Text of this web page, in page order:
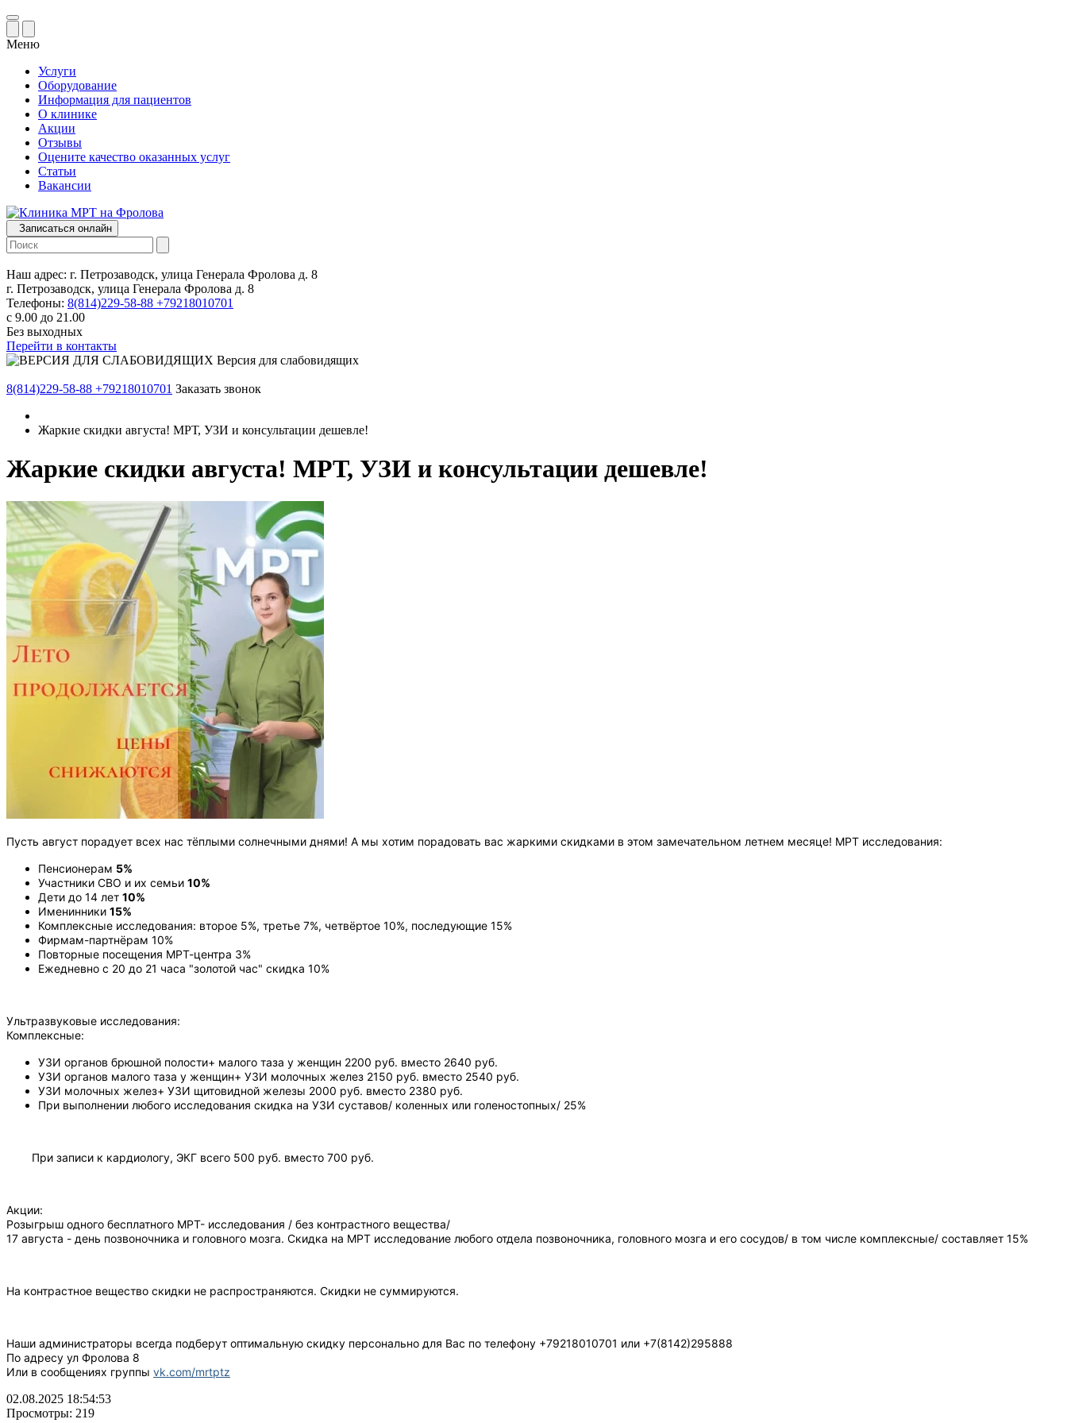
Меню
Услуги
Оборудование
Информация для пациентов
О клинике
Акции
Отзывы
Оцените качество оказанных услуг
Статьи
Вакансии
Записаться онлайн
Наш адрес: г. Петрозаводск, улица Генерала Фролова д. 8
г. Петрозаводск, улица Генерала Фролова д. 8
Телефоны: 8(814)229-58-88 +79218010701
с 9.00 до 21.00
Без выходных
Перейти в контакты
Версия для слабовидящих
8(814)229-58-88 +79218010701 Заказать звонок
Жаркие скидки августа! МРТ, УЗИ и консультации дешевле!
Жаркие скидки августа! МРТ, УЗИ и консультации дешевле!
Пусть август порадует всех нас тёплыми солнечными днями! А мы хотим порадовать вас жаркими скидками в этом замечательном летнем месяце! МРТ исследования:
Пенсионерам 5%
Участники СВО и их семьи 10%
Дети до 14 лет 10%
Именинники 15%
Комплексные исследования: второе 5%, третье 7%, четвёртое 10%, последующие 15%
Фирмам-партнёрам 10%
Повторные посещения МРТ-центра 3%
Ежедневно с 20 до 21 часа "золотой час" скидка 10%
Ультразвуковые исследования:
Комплексные:
УЗИ органов брюшной полости+ малого таза у женщин 2200 руб. вместо 2640 руб.
УЗИ органов малого таза у женщин+ УЗИ молочных желез 2150 руб. вместо 2540 руб.
УЗИ молочных желез+ УЗИ щитовидной железы 2000 руб. вместо 2380 руб.
При выполнении любого исследования скидка на УЗИ суставов/ коленных или голеностопных/ 25%
При записи к кардиологу, ЭКГ всего 500 руб. вместо 700 руб.
Акции:
Розыгрыш одного бесплатного МРТ- исследования / без контрастного вещества/
17 августа - день позвоночника и головного мозга. Скидка на МРТ исследование любого отдела позвоночника, головного мозга и его сосудов/ в том числе комплексные/ составляет 15%
На контрастное вещество скидки не распространяются. Скидки не суммируются.
Наши администраторы всегда подберут оптимальную скидку персонально для Вас по телефону +79218010701 или +7(8142)295888
По адресу ул Фролова 8
Или в сообщениях группы vk.com/mrtptz
02.08.2025 18:54:53
Просмотры: 219